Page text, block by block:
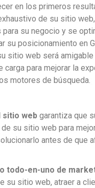
en los primeros
de su sitio
su negocio y se
su posicionamiento en
sitio web será
para mejorar la
motores de búsqueda.
sitio web garantiza que
su sitio web para
antes de que
todo-en-uno de
su sitio web, atraer a